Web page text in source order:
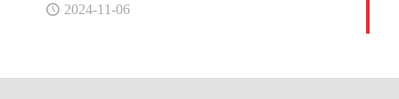
2024-11-06